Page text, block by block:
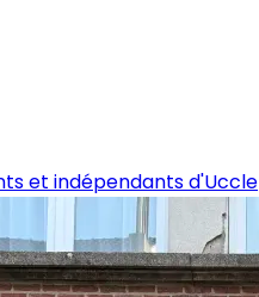
et indépendants d'Uccle